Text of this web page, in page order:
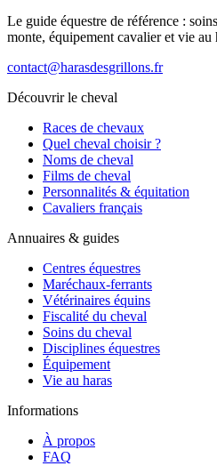
Le guide équestre de référence :
monte, équipement cavalier et vie au
contact@harasdesgrillons.fr
Découvrir le cheval
Races de chevaux
Quel cheval choisir ?
Noms de cheval
Films de cheval
Personnalités & équitation
Cavaliers français
Annuaires & guides
Centres équestres
Maréchaux-ferrants
Vétérinaires équins
Fiscalité du cheval
Soins du cheval
Disciplines équestres
Équipement
Vie au haras
Informations
À propos
FAQ